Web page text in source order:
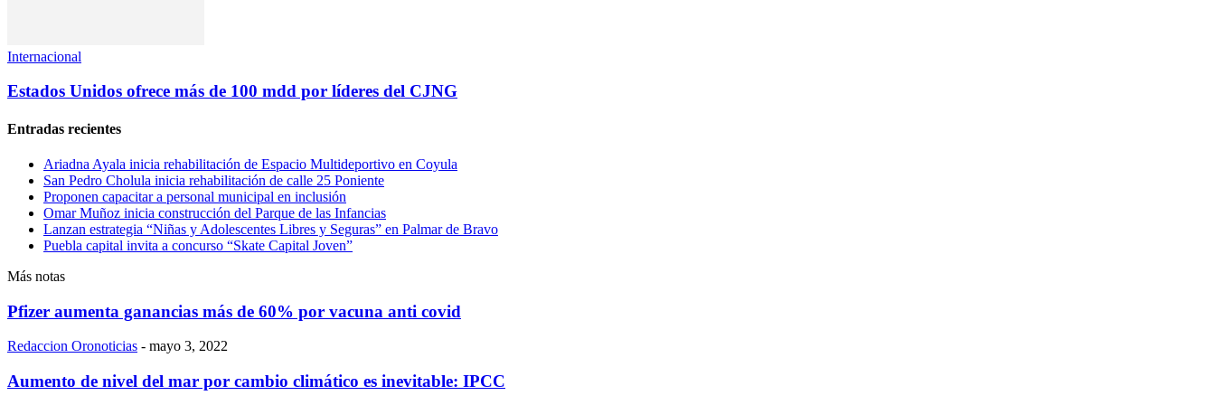
Internacional
Estados Unidos ofrece más de 100 mdd por líderes del CJNG
Entradas recientes
Ariadna Ayala inicia rehabilitación de Espacio Multideportivo en Coyula
San Pedro Cholula inicia rehabilitación de calle 25 Poniente
Proponen capacitar a personal municipal en inclusión
Omar Muñoz inicia construcción del Parque de las Infancias
Lanzan estrategia “Niñas y Adolescentes Libres y Seguras” en Palmar de Bravo
Puebla capital invita a concurso “Skate Capital Joven”
Más notas
Pfizer aumenta ganancias más de 60% por vacuna anti covid
Redaccion Oronoticias - mayo 3, 2022
Aumento de nivel del mar por cambio climático es inevitable: IPCC